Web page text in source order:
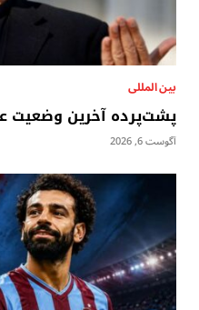
بين المللى
پشت‌پرده آخرین وضعیت
آگوست 6, 2026